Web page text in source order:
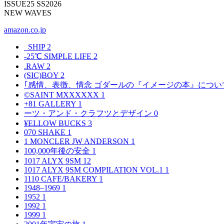
ISSUE25 SS2026
NEW WAVES
amazon.co.jp
_SHIP 2
-25℃ SIMPLE LIFE 2
.RAW 2
(SIC)BOY 2
｢感情、表徴、情念 ゴダールの『イメージの本』につ
©SAINT MXXXXXX 1
+81 GALLERY 1
ーツ・アンド・クラフツとデザイン 0
¥ELLOW BUCKS 3
070 SHAKE 1
1 MONCLER JW ANDERSON 1
100,000年後の安全 1
1017 ALYX 9SM 12
1017 ALYX 9SM COMPILATION VOL.1 1
1110 CAFE/BAKERY 1
1948–1969 1
1952 1
1992 1
1999 1